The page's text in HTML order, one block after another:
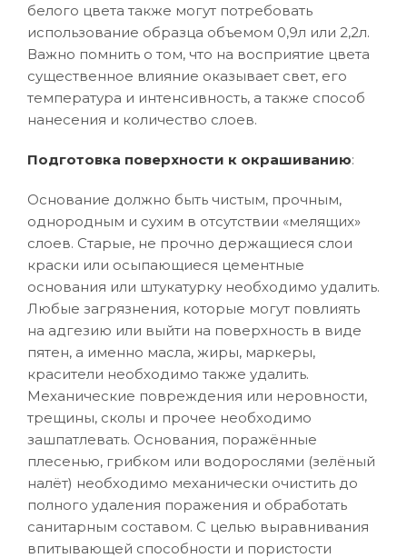
белого цвета также могут потребовать
использование образца объемом 0,9л или 2,2л.
Важно помнить о том, что на восприятие цвета
существенное влияние оказывает свет, его
температура и интенсивность, а также способ
нанесения и количество слоев.
Подготовка поверхности к окрашиванию:
Основание должно быть чистым, прочным,
однородным и сухим в отсутствии «мелящих»
слоев. Старые, не прочно держащиеся слои
краски или осыпающиеся цементные
основания или штукатурку необходимо удалить.
Любые загрязнения, которые могут повлиять
на адгезию или выйти на поверхность в виде
пятен, а именно масла, жиры, маркеры,
красители необходимо также удалить.
Механические повреждения или неровности,
трещины, сколы и прочее необходимо
зашпатлевать. Основания, поражённые
плесенью, грибком или водорослями (зелёный
налёт) необходимо механически очистить до
полного удаления поражения и обработать
санитарным составом. С целью выравнивания
впитывающей способности и пористости